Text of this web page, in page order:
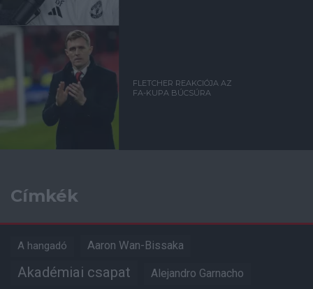
FLETCHER REAKCIÓJA AZ
FA-KUPA BÚCSÚRA
Címkék
A hangadó Aaron Wan-Bissaka
Akadémiai csapat Alejandro Garnacho